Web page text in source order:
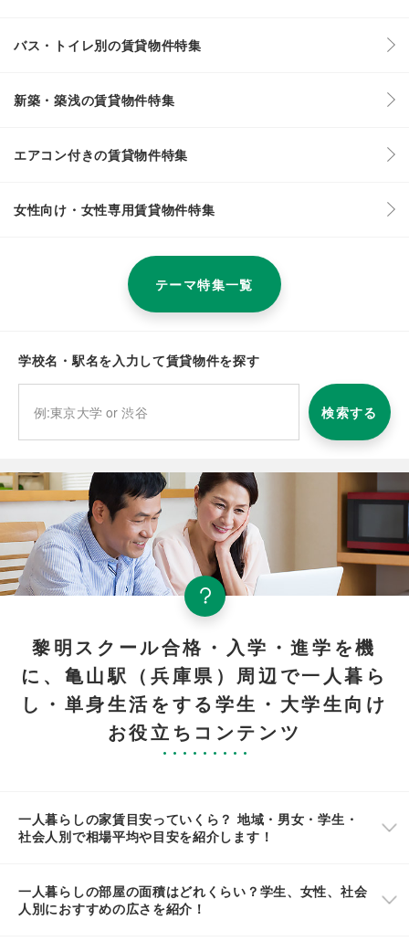
バス・トイレ別の賃貸物件特集
新築・築浅の賃貸物件特集
エアコン付きの賃貸物件特集
女性向け・女性専用賃貸物件特集
テーマ特集一覧
学校名・駅名を入力して賃貸物件を探す
検索する
黎明スクール合格・入学・進学を機
に、亀山駅（兵庫県）周辺で一人暮ら
し・単身生活をする学生・大学生向け
お役立ちコンテンツ
一人暮らしの家賃目安っていくら？ 地域・男女・学生・
社会人別で相場平均や目安を紹介します！
一人暮らしの部屋の面積はどれくらい？学生、女性、社会
人別におすすめの広さを紹介！